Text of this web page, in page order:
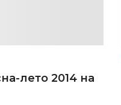
лето 2014 на